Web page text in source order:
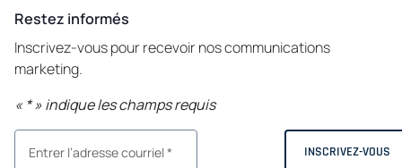
Restez informés
Inscrivez-vous pour recevoir nos communications
marketing.
« *» indique les champs requis